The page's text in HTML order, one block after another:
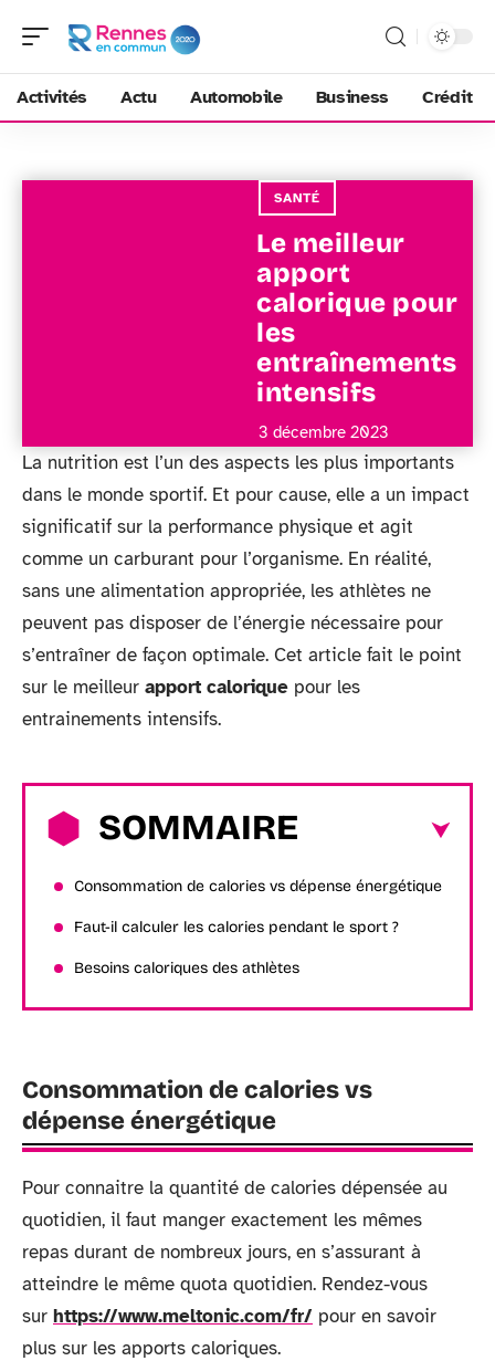
Activités Actu Automobile Business Crédit
SANTÉ
Le meilleur
apport
calorique pour
les
entraînements
intensifs
3 décembre 2023
La nutrition est l’un des aspects les plus importants
dans le monde sportif. Et pour cause, elle a un impact
significatif sur la performance physique et agit
comme un carburant pour l’organisme. En réalité,
sans une alimentation appropriée, les athlètes ne
peuvent pas disposer de l’énergie nécessaire pour
s’entraîner de façon optimale. Cet article fait le point
sur le meilleur apport calorique pour les
entrainements intensifs.
SOMMAIRE
Consommation de calories vs dépense énergétique
Faut-il calculer les calories pendant le sport ?
Besoins caloriques des athlètes
Consommation de calories vs
dépense énergétique
Pour connaitre la quantité de calories dépensée au
quotidien, il faut manger exactement les mêmes
repas durant de nombreux jours, en s’assurant à
atteindre le même quota quotidien. Rendez-vous
sur https://www.meltonic.com/fr/ pour en savoir
plus sur les apports caloriques.